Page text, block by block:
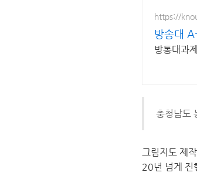
https://
방송대
방통대과
충청남도
그림지도 제
20년 넘게 진